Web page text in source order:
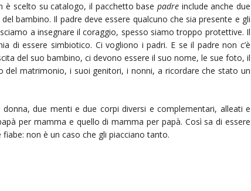
è scelto su catalogo, il pacchetto base padre include anche due
bambino. Il padre deve essere qualcuno che sia presente e gli
a insegnare il coraggio, spesso siamo troppo protettive. Il
di essere simbiotico. Ci vogliono i padri. E se il padre non c’è
del suo bambino, ci devono essere il suo nome, le sue foto, il
matrimonio, i suoi genitori, i nonni, a ricordare che stato un
due menti e due corpi diversi e complementari, alleati e
per mamma e quello di mamma per papà. Così sa di essere
non è un caso che gli piacciano tanto.